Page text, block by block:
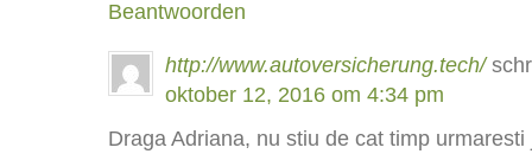
Beantwoorden
http://www.autoversicherung.tech/
oktober 12, 2016 om 4:34 pm
Draga Adriana, nu stiu de cat timp urmaresti